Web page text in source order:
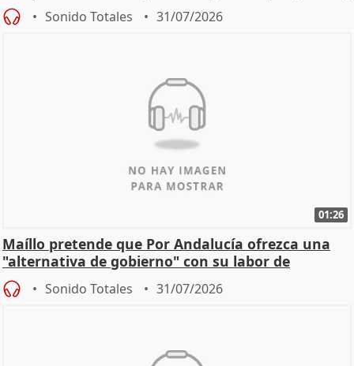
Sonido Totales 31/07/2026
01:26
Maíllo pretende que Por Andalucía ofrezca una
"alternativa de gobierno" con su labor de
oposición
Sonido Totales 31/07/2026